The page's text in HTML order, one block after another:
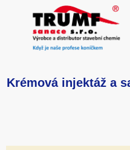
Krémová injektáž a